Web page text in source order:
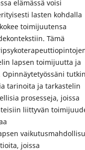
elämässä voisi
lasten kohdalla
toimijuutensa
Tämä
lapsen toimijuutta ja
tutkin
tarinoita ja tarkastelin
prosesseja, joissa
liittyvän
joissa